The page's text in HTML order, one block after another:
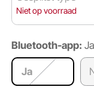
Niet op voorraad
Bluetooth-app: Ja
Ja